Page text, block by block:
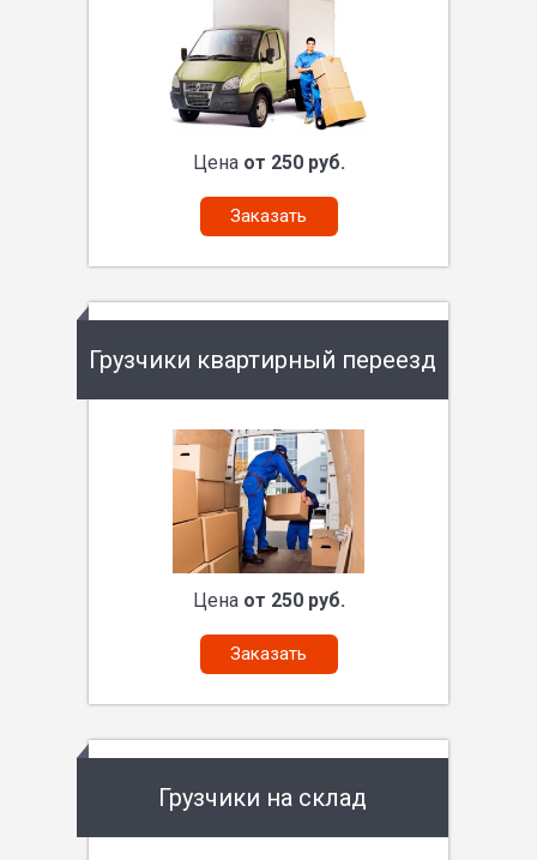
Цена от 250 руб.
Заказать
Грузчики квартирный переезд
Цена от 250 руб.
Заказать
Грузчики на склад